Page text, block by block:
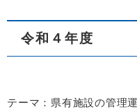
令和４年度
テーマ：県有施設の管理